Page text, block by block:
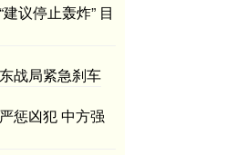
议停止轰炸” 目
战局紧急刹车
惩凶犯 中方强